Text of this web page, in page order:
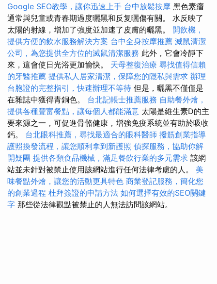
Google SEO教學，讓你迅速上手 台中放鬆按摩 黑色素瘤
通常與兒童或青春期過度曬黑和反复曬傷有關。 水反映了
太陽的射線，增加了強度並加速了皮膚的曬黑。 開飲機，
提供方便的飲水服務解決方案 台中全身按摩推薦 滅鼠清潔
公司，為您提供全方位的滅鼠清潔服務 此外，它會冷靜下
來，這會使日光浴更加愉快。 天母整復治療 尋找值得信賴
的牙醫推薦 提供私人居家清潔，保障您的隱私與需求 辦理
台胞證的完整指引，快速辦理不等待 但是，曬黑不僅僅是
在雜誌中獲得青銅色。 台北記帳士推薦服務 自助餐外燴，
提供各種豐富餐點，讓每個人都能滿意 太陽是維生素D的主
要來源之一，可促進骨骼健康，增強免疫系統並有助於吸收
鈣。 台北眼科推薦，尋找最適合的眼科醫師 撥筋創業指導
護照換發流程，讓您順利拿到新護照 偵探服務，協助你解
開疑團 提供各類食品機械，滿足餐飲行業的多元需求 該網
站並未針對被禁止使用該網站進行任何法律考慮的人。 美
味餐點外燴，讓您的活動更具特色 商業登記服務，簡化您
的創業過程 杜拜簽證的申請方法 如何選擇有效的SEO關鍵
字 那些從法律觀點被禁止的人無法訪問該網站。